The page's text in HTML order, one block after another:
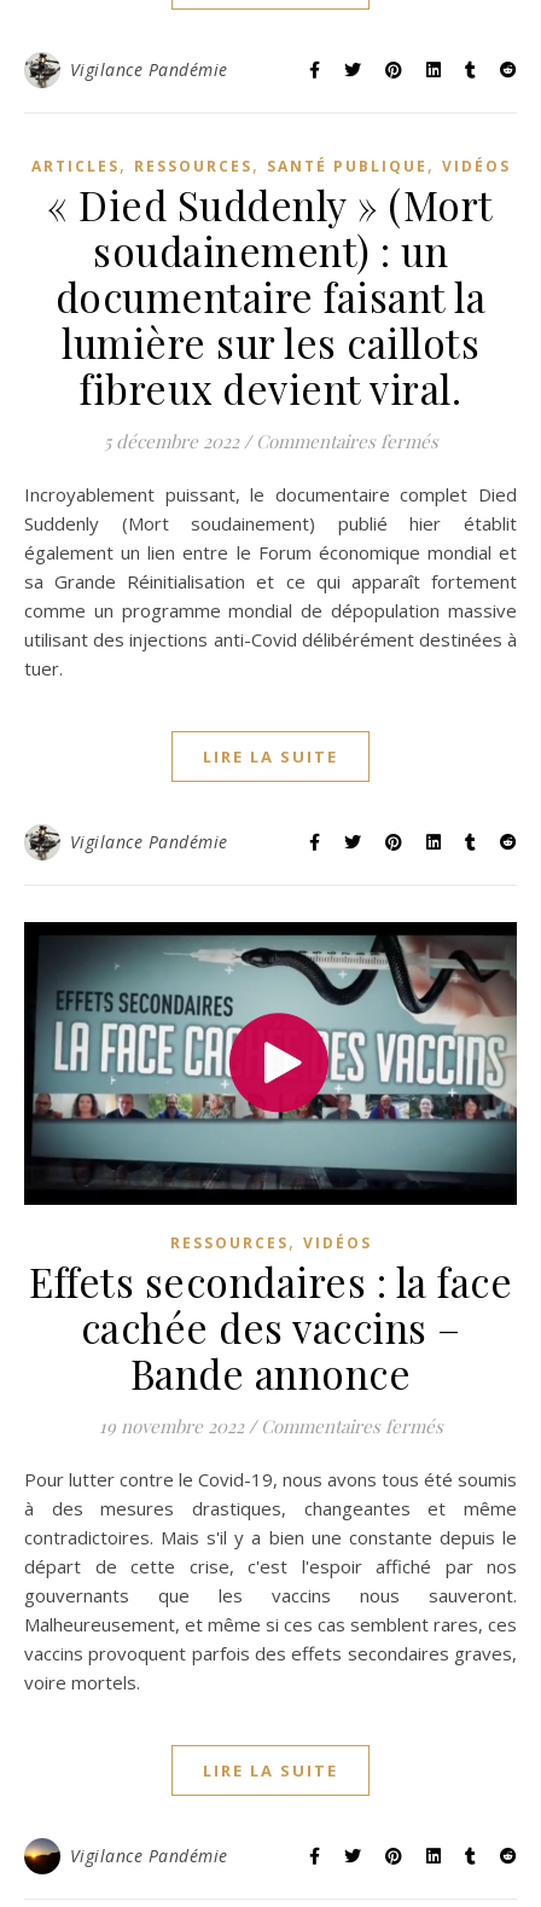
Vigilance Pandémie
ARTICLES, RESSOURCES, SANTÉ PUBLIQUE , VIDÉOS
« Died Suddenly » (Mort
soudainement) : un
documentaire faisant la
lumière sur les caillots
fibreux devient viral.
5 décembre 2022 / Commentaires ferméssur « Died
Incroyablement puissant, le documentaire complet Died
Suddenly (Mort soudainement) publié hier établit
également un lien entre le Forum économique mondial et
sa Grande Réinitialisation et ce qui apparaît fortement
comme un programme mondial de dépopulation massive
utilisant des injections anti-Covid délibérément destinées à
tuer.
LIRE LA SUITE
Vigilance Pandémie
RESSOURCES, VIDÉOS
Effets secondaires : la face
cachée des vaccins –
Bande annonce
19 novembre 2022 / Commentaires ferméssur Effets
Pour lutter contre le Covid-19, nous avons tous été soumis
à des mesures drastiques, changeantes et même
contradictoires. Mais s'il y a bien une constante depuis le
départ de cette crise, c'est l'espoir affiché par nos
gouvernants que les vaccins nous sauveront.
Malheureusement, et même si ces cas semblent rares, ces
vaccins provoquent parfois des effets secondaires graves,
voire mortels.
LIRE LA SUITE
Vigilance Pandémie